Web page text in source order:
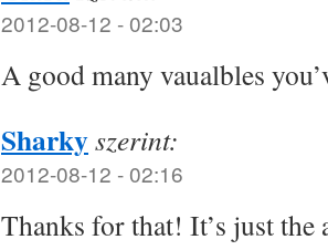
2012-08-12 - 02:03
A good many vaualbles
Sharkyszerint:
2012-08-12 - 02:16
Thanks for that! It’s just the